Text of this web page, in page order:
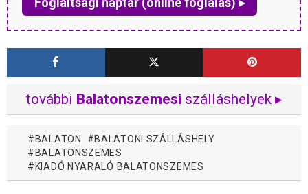
további Balatonszemesi szálláshelyek ▸
BALATON
BALATONI SZÁLLÁSHELY
BALATONSZEMES
KIADÓ NYARALÓ BALATONSZEMES